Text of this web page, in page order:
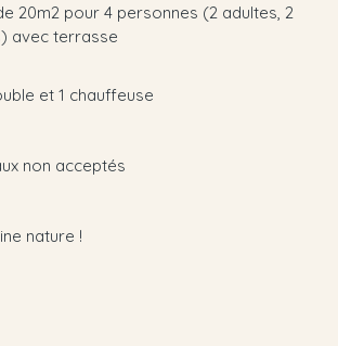
20m2 pour 4 personnes (2 adultes, 2
avec terrasse
et 1 chauffeuse
non acceptés
nature !